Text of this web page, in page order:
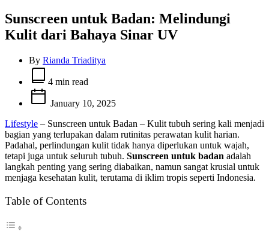
Sunscreen untuk Badan: Melindungi
Kulit dari Bahaya Sinar UV
By Rianda Triaditya
Estimated
read
time
4 min read
January 10, 2025
Lifestyle – Sunscreen untuk Badan – Kulit tubuh sering kali menjadi
bagian yang terlupakan dalam rutinitas perawatan kulit harian.
Padahal, perlindungan kulit tidak hanya diperlukan untuk wajah,
tetapi juga untuk seluruh tubuh. Sunscreen untuk badan adalah
langkah penting yang sering diabaikan, namun sangat krusial untuk
menjaga kesehatan kulit, terutama di iklim tropis seperti Indonesia.
Table of Contents